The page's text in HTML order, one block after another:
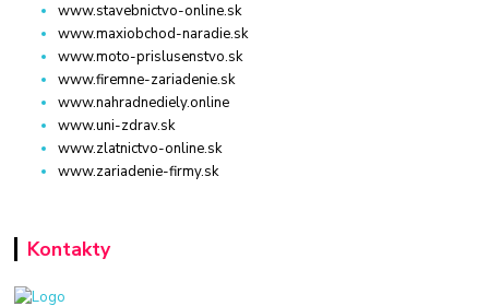
www.stavebnictvo-online.sk
www.maxiobchod-naradie.sk
www.moto-prislusenstvo.sk
www.firemne-zariadenie.sk
www.nahradnediely.online
www.uni-zdrav.sk
www.zlatnictvo-online.sk
www.zariadenie-firmy.sk
Kontakty